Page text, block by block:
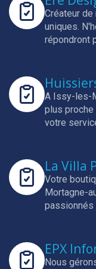
Créateur
uniques.
répondront
A Issy-les-
plus
votre
La Villa
Votre
Mortagne-
passionnés
EPX
Nous